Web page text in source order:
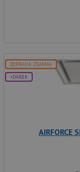
DOPRAVA ZDARMA
+DÁREK
AIRFORCE